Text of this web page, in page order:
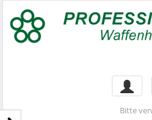
Bitte